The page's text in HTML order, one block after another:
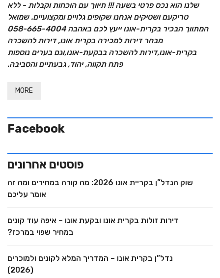
שלנו הוא נכס פרטי בשעה !!! תיווך עם הוכחות וקבלות - ללא
טריקעם ושטיקים אנחנו שקופים גלויים ומקצועיים. שמואל
המתווך הבכיר בקרית-אונו ייעץ לכם באהבה 058-665-4004
מבחר דירות למכירה בקרית אונו, דירות להשכרה
בקרית-אונו,דירות להשכרה בבקעת-אונו,וגם בערים נוספות
פתח תקווה, יהוד, גבעתיים והסביבה.
MORE
Facebook
פוסטים אחרונים
שוק הנדל”ן בקריית אונו 2026: מה קורה במחירים ומה זה
אומר עליכם
דירות זולות בקרית אונו ובקעת אונו – איפה עוד קונים
במחיר שפוי במרכז?
נדל”ן בקרית אונו – המדריך המלא לקונים ולמוכרים
(2026)